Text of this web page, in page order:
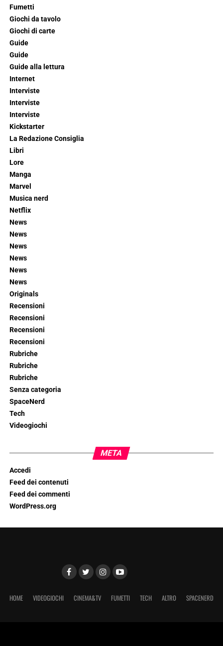
Fumetti
Giochi da tavolo
Giochi di carte
Guide
Guide
Guide alla lettura
Internet
Interviste
Interviste
Interviste
Kickstarter
La Redazione Consiglia
Libri
Lore
Manga
Marvel
Musica nerd
Netflix
News
News
News
News
News
News
Originals
Recensioni
Recensioni
Recensioni
Recensioni
Rubriche
Rubriche
Rubriche
Senza categoria
SpaceNerd
Tech
Videogiochi
META
Accedi
Feed dei contenuti
Feed dei commenti
WordPress.org
HOME VIDEOGIOCHI CINEMA&TV FUMETTI TECH ALTRO SPACENERD